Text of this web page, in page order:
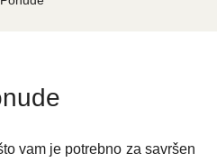
vam je potrebno za savršen